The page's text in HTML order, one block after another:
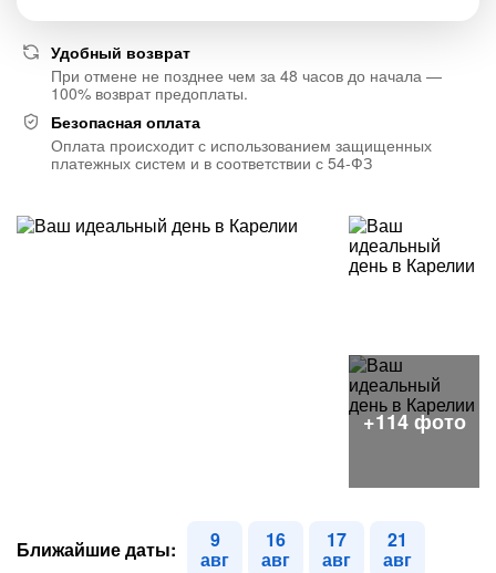
Удобный возврат
При отмене не позднее чем за 48 часов до начала —
100% возврат предоплаты.
Безопасная оплата
Оплата происходит с использованием защищенных
платежных систем и в соответствии с 54-ФЗ
Ближайшие даты: 9
авг
16
авг
17
авг
21
авг